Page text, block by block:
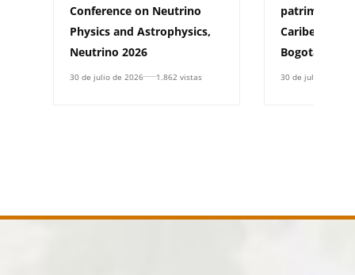
Conference on Neutrino
Physics and Astrophysics,
Neutrino 2026
30 de julio de 2026 1.862 vistas
patrimonio
Caribe al
Bogotá
30 de julio de 2026